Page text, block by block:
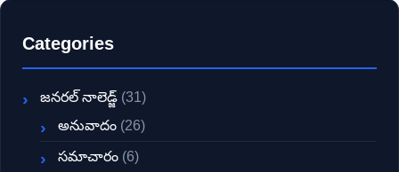
Categories
జనరల్ నాలెడ్జ్ (31)
అనువాదం (26)
సమాచారం (6)